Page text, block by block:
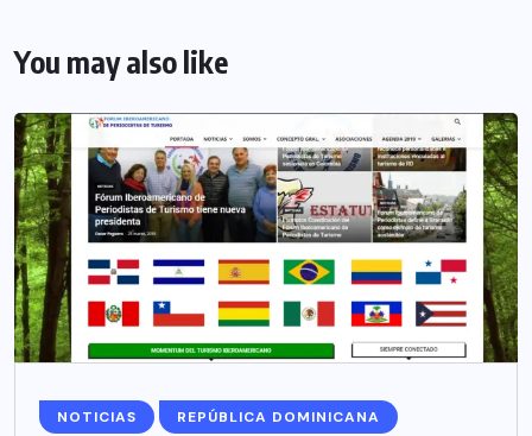
You may also like
NOTICIAS REPÚBLICA DOMINICANA